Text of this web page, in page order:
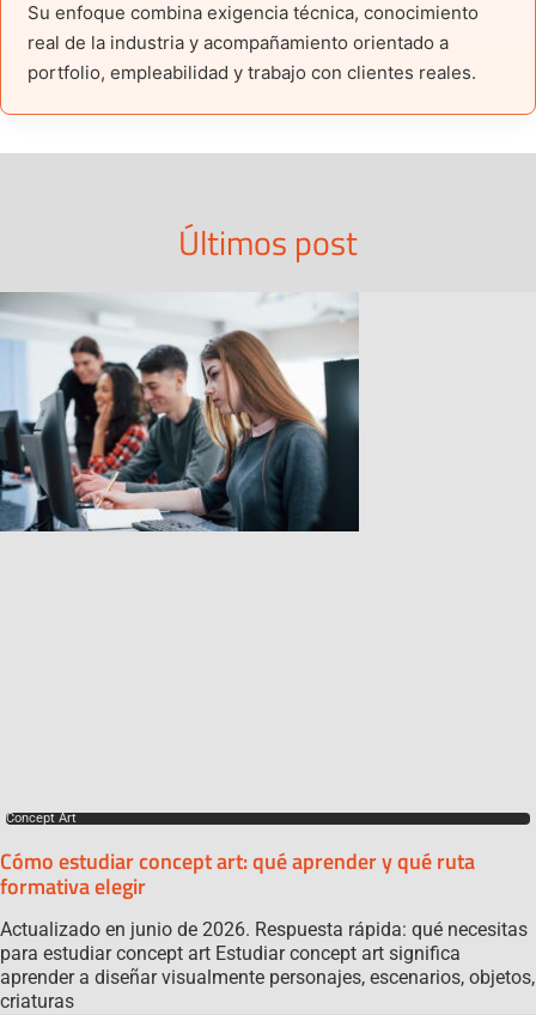
Su enfoque combina exigencia técnica, conocimiento
real de la industria y acompañamiento orientado a
portfolio, empleabilidad y trabajo con clientes reales.
Últimos post
Concept Art
Cómo estudiar concept art: qué aprender y qué ruta
formativa elegir
Actualizado en junio de 2026. Respuesta rápida: qué necesitas
para estudiar concept art Estudiar concept art significa
aprender a diseñar visualmente personajes, escenarios, objetos,
criaturas